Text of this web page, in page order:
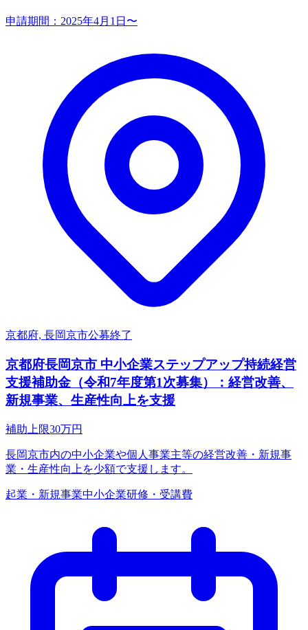
申請期間： 2025年4月1日〜
京都府, 長岡京市公募終了
京都府長岡京市 中小企業ステップアップ持続経営
支援補助金（令和7年度第1次募集）：経営改善、
新規事業、生産性向上を支援
補助上限30万円
長岡京市内の中小企業や個人事業主等の経営改善・新規事
業・生産性向上を少額で支援します。
起業・新規事業中小企業研修・受講費